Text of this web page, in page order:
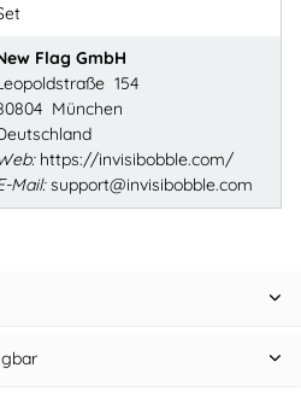
Flag GmbH
154
München
https://invisibobble.com/
Mail:support@invisibobble.com